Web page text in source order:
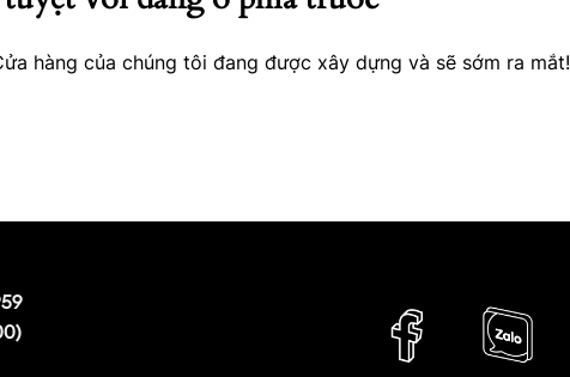
hàng của chúng tôi đang được xây dựng và sẽ sớm ra mắt!